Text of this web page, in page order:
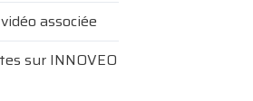
associée
sur INNOVEO